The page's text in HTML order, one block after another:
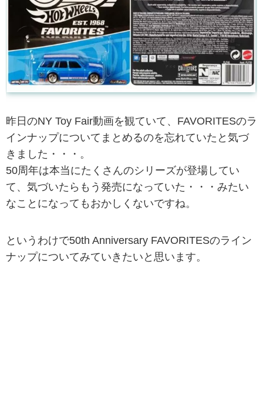
昨日のNY Toy Fair動画を観ていて、FAVORITESのラ
インナップについてまとめるのを忘れていたと気づ
きました・・・。
50周年は本当にたくさんのシリーズが登場してい
て、気づいたらもう発売になっていた・・・みたい
なことになってもおかしくないですね。
というわけで50th Anniversary FAVORITESのライン
ナップについてみていきたいと思います。